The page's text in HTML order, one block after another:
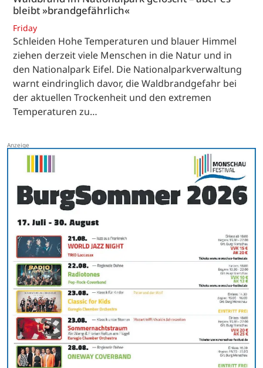
bleibt »brandgefährlich«
Friday
Schleiden Hohe Temperaturen und blauer Himmel
ziehen derzeit viele Menschen in die Natur und in
den Nationalpark Eifel. Die Nationalparkverwaltung
warnt eindringlich davor, die Waldbrandgefahr bei
der aktuellen Trockenheit und den extremen
Temperaturen zu…